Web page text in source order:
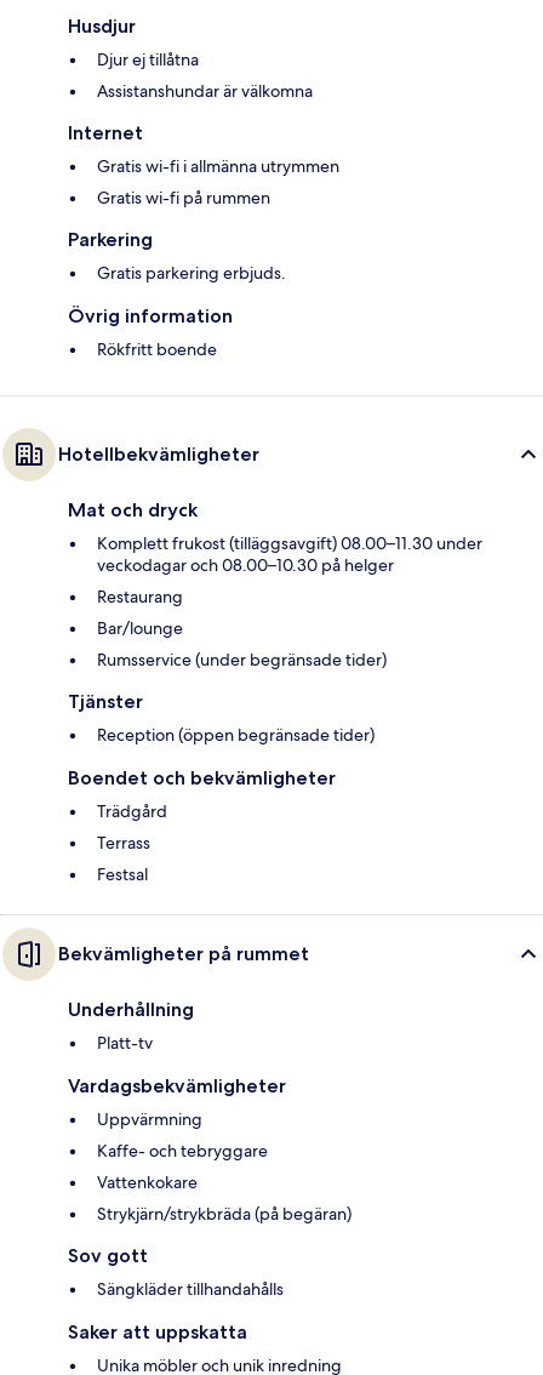
Husdjur
Djur ej tillåtna
Assistanshundar är välkomna
Internet
Gratis wi-fi i allmänna utrymmen
Gratis wi-fi på rummen
Parkering
Gratis parkering erbjuds.
Övrig information
Rökfritt boende
Hotellbekvämligheter
Mat och dryck
Komplett frukost (tilläggsavgift) 08.00–11.30 under
veckodagar och 08.00–10.30 på helger
Restaurang
Bar/lounge
Rumsservice (under begränsade tider)
Tjänster
Reception (öppen begränsade tider)
Boendet och bekvämligheter
Trädgård
Terrass
Festsal
Bekvämligheter på rummet
Underhållning
Platt-tv
Vardagsbekvämligheter
Uppvärmning
Kaffe- och tebryggare
Vattenkokare
Strykjärn/strykbräda (på begäran)
Sov gott
Sängkläder tillhandahålls
Saker att uppskatta
Unika möbler och unik inredning